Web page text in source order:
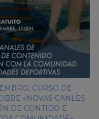
CURSO DE
«NOVAS CANLES
DE CONTIDO E